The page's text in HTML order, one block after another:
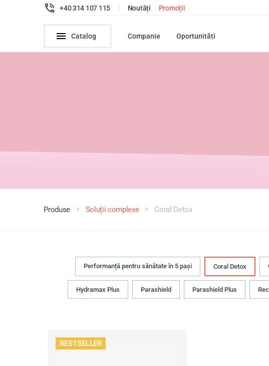
+40 314 107 115 | Noutăți Promoții
Catalog Companie Oportunități
Produse Soluții complexe Coral Detox
Performanță pentru sănătate în 5 pași Coral Detox
Hydramax Plus Parashield Parashield Plus
BESTSELLER